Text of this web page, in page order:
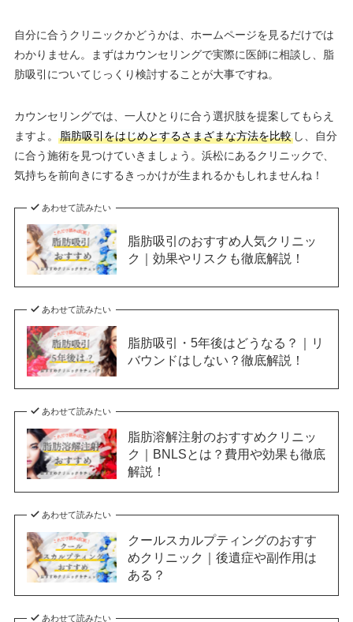
自分に合うクリニックかどうかは、ホームページを見るだけでは
わかりません。まずはカウンセリングで実際に医師に相談し、脂
肪吸引についてじっくり検討することが大事ですね。
カウンセリングでは、一人ひとりに合う選択肢を提案してもらえ
ますよ。
脂肪吸引をはじめとするさまざまな方法を比較し、自分
に合う施術を見つけていきましょう。浜松にあるクリニックで、
気持ちを前向きにするきっかけが生まれるかもしれませんね！
あわせて読みたい
脂肪吸引のおすすめ人気クリニッ
ク｜効果やリスクも徹底解説！
あわせて読みたい
脂肪吸引・5年後はどうなる？｜リ
バウンドはしない？徹底解説！
あわせて読みたい
脂肪溶解注射のおすすめクリニッ
ク｜BNLSとは？費用や効果も徹底
解説！
あわせて読みたい
クールスカルプティングのおすす
めクリニック｜後遺症や副作用は
ある？
あわせて読みたい